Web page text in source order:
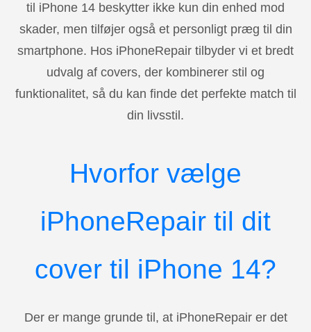
til iPhone 14 beskytter ikke kun din enhed mod
skader, men tilføjer også et personligt præg til din
smartphone. Hos iPhoneRepair tilbyder vi et bredt
udvalg af covers, der kombinerer stil og
funktionalitet, så du kan finde det perfekte match til
din livsstil.
Hvorfor vælge
iPhoneRepair til dit
cover til iPhone 14?
Der er mange grunde til, at iPhoneRepair er det